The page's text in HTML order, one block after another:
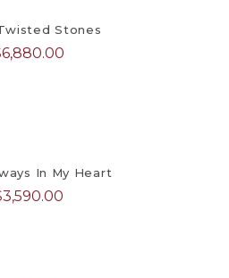
Stones
6,880.00
In My Heart
3,590.00